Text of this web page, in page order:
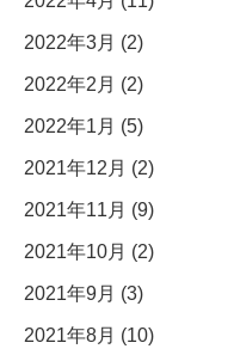
2022年3月 (2)
2022年2月 (2)
2022年1月 (5)
2021年12月 (2)
2021年11月 (9)
2021年10月 (2)
2021年9月 (3)
2021年8月 (10)